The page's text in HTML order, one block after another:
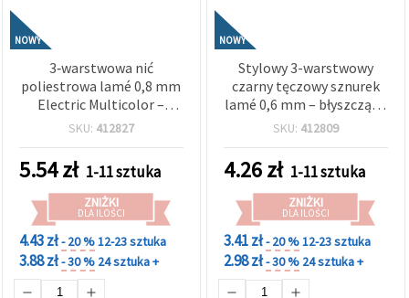
NOWY
3‑warstwowa nić
poliestrowa lamé 0,8 mm
Electric Multicolor –
błyszczący, mocny
rękodzieła i robótek,
rolka ok. 10 m
SKU: 412827
5.54zł 1-11 sztuka
ZNIŻKI
DLA ILOŚCI
4.43 zł- 20 %12-23 sztuka
3.88 zł- 30 % 24 sztuka +
NOWY
Stylowy 3-warstwowy
czarny tęczowy sznurek
lamé 0,6 mm – błyszczący,
elegancki i efektowny
dekoracyjny, rolka ok. 10
m
SKU: 412809
4.26zł 1-11 sztuka
ZNIŻKI
DLA ILOŚCI
3.41 zł- 20 %12-23 sztuka
2.98 zł- 30 % 24 sztuka +